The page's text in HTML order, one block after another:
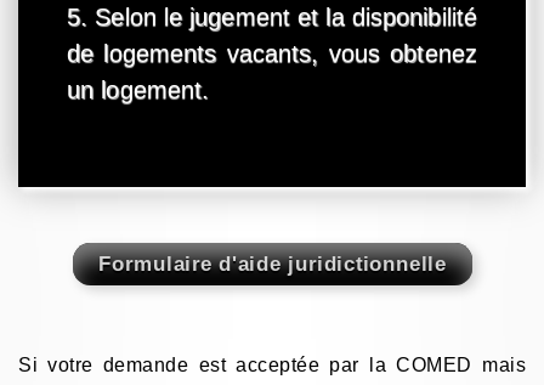
5. Selon le jugement et la disponibilité
de logements vacants, vous obtenez
un logement.
Si votre demande est acceptée par la COMED mais